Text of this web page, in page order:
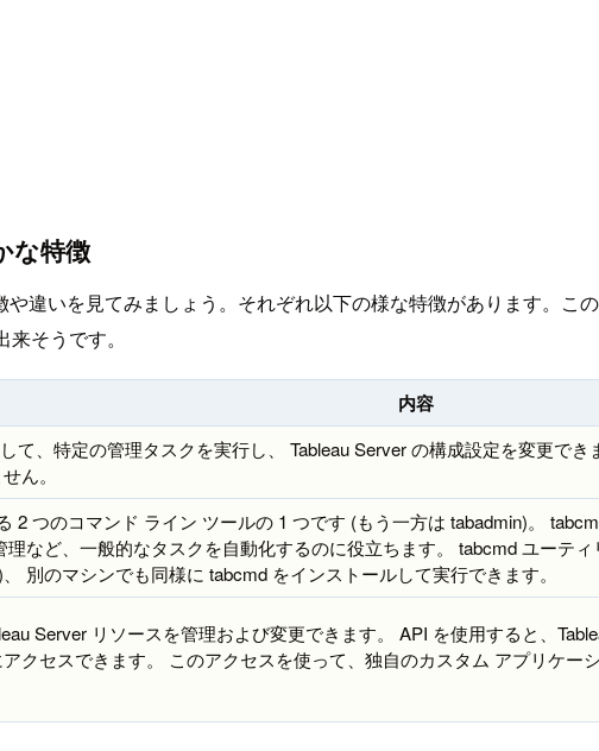
な特徴
違いを見てみましょう。それぞれ以下の様な特徴があります。こ
そうです。
内容
て、特定の管理タスクを実行し、 Tableau Server の構成設定を変更で
ん。
2 つのコマンド ライン ツールの 1 つです (もう一方は tabadmin)。
など、一般的なタスクを自動化するのに役立ちます。 tabcmd ユーテ
別のマシンでも同様に tabcmd をインストールして実行できます。
Server リソースを管理および変更できます。 API を使用すると、
クセスできます。 このアクセスを使って、独自のカスタム アプリケー